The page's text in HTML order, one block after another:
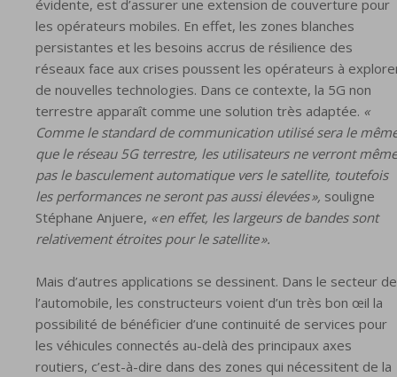
évidente, est d’assurer une extension de couverture pour
les opérateurs mobiles. En effet, les zones blanches
persistantes et les besoins accrus de résilience des
réseaux face aux crises poussent les opérateurs à
de nouvelles technologies. Dans ce contexte, la 5G non
terrestre apparaît comme une solution très adaptée. «
Comme le standard de communication utilisé sera le
que le réseau 5G terrestre, les utilisateurs ne verront même
pas le basculement automatique vers le satellite, toutefois
les performances ne seront pas aussi élevées », souligne
Stéphane Anjuere, « en effet, les largeurs de bandes sont
relativement étroites pour le satellite ».
Mais d’autres applications se dessinent. Dans le secteur de
l’automobile, les constructeurs voient d’un très bon œil la
possibilité de bénéficier d’une continuité de services pour
les véhicules connectés au-delà des principaux axes
routiers, c’est-à-dire dans des zones qui nécessitent de la